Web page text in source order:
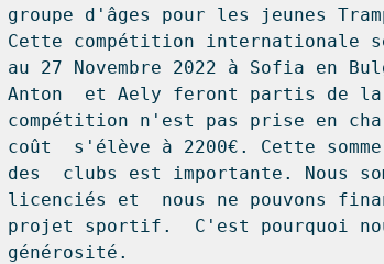
groupe d'âges pour les jeunes
Cette compétition internationale
au 27 Novembre 2022 à Sofia en
Anton  et Aely feront partis de la
compétition n'est pas prise en
coût  s'élève à 2200€. Cette
des  clubs est importante. Nous
licenciés et  nous ne pouvons
projet sportif.  C'est pourquoi
générosité.